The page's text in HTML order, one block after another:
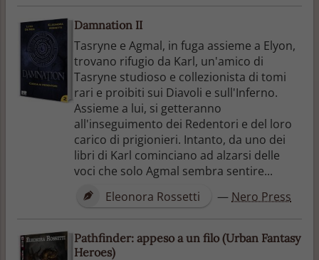
Damnation II
Tasryne e Agmal, in fuga assieme a Elyon,
trovano rifugio da Karl, un'amico di
Tasryne studioso e collezionista di tomi
rari e proibiti sui Diavoli e sull'Inferno.
Assieme a lui, si getteranno
all'inseguimento dei Redentori e del loro
carico di prigionieri. Intanto, da uno dei
libri di Karl cominciano ad alzarsi delle
voci che solo Agmal sembra sentire...
Eleonora Rossetti
— Nero Press
Pathfinder: appeso a un filo (Urban Fantasy
Heroes)